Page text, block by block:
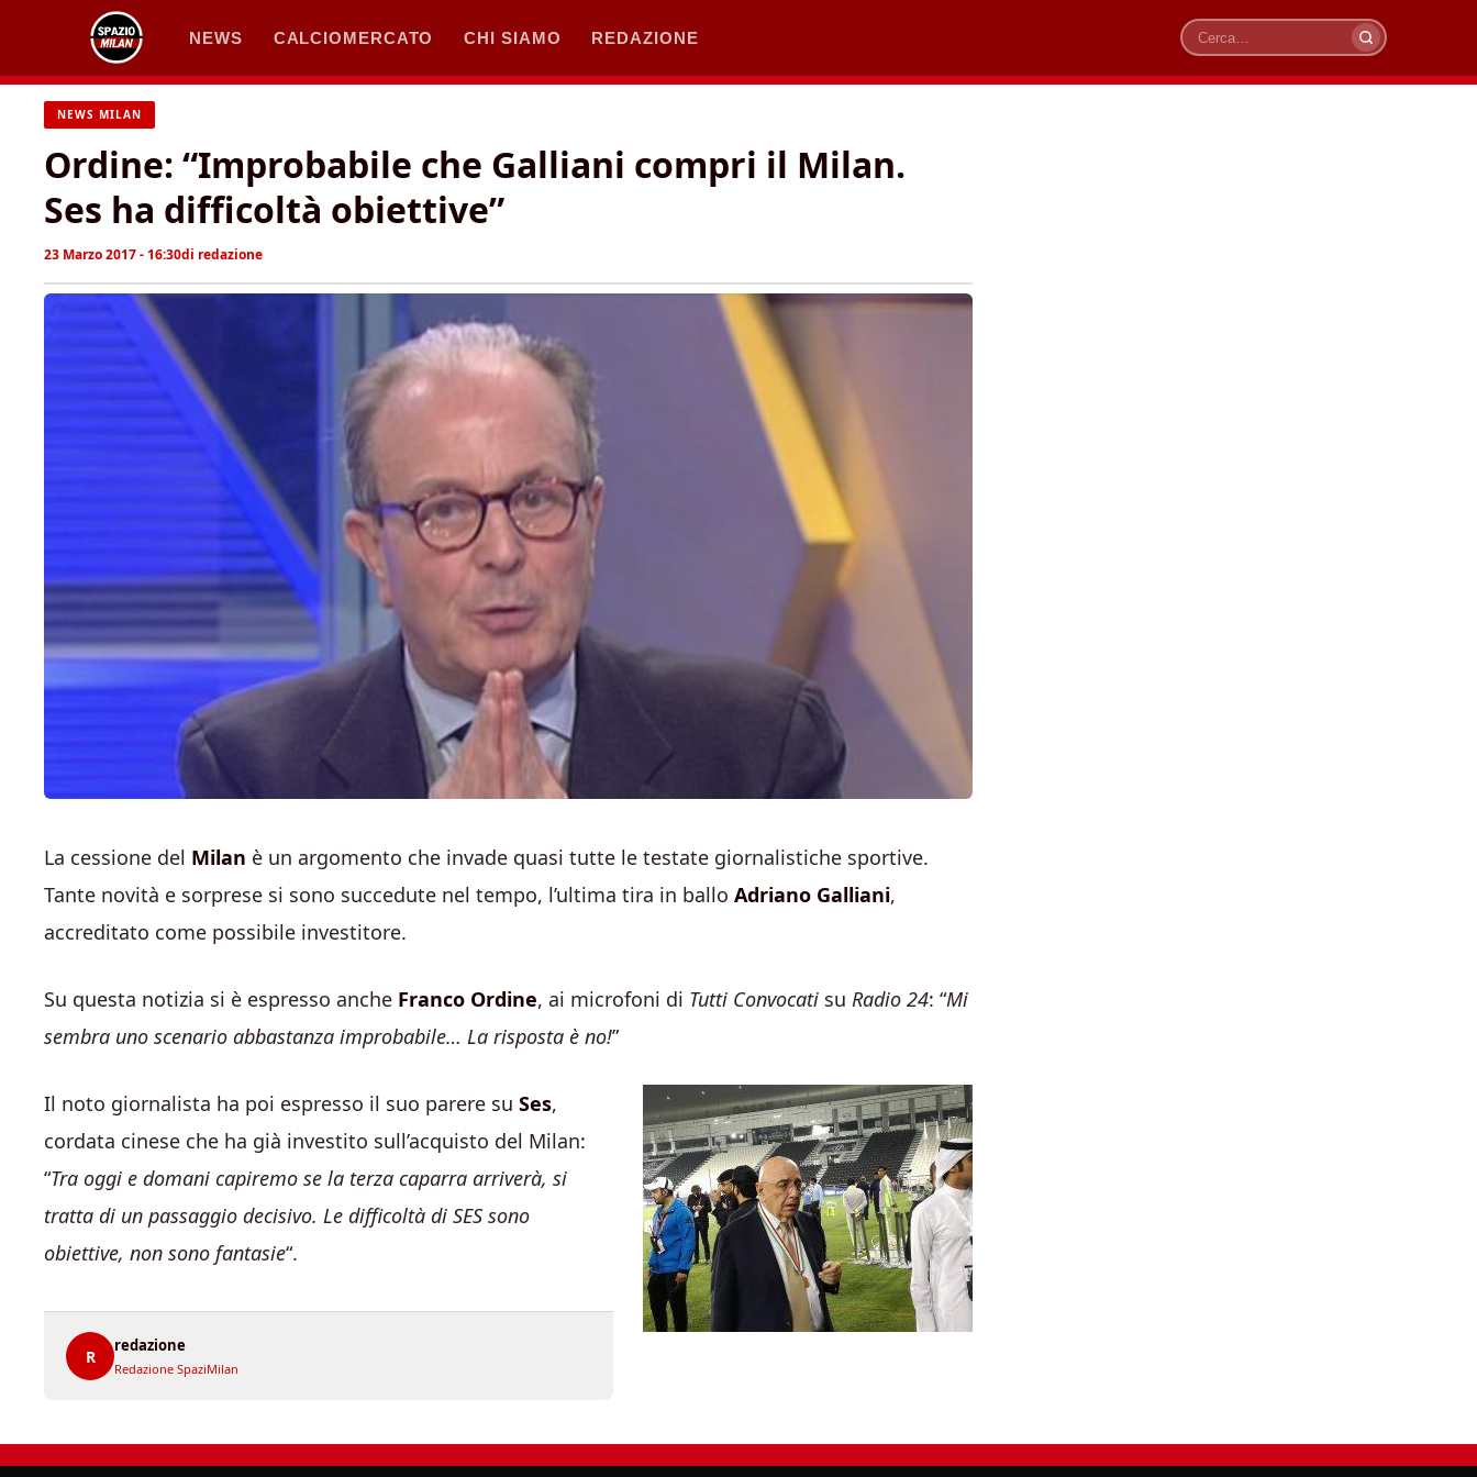
contenuto
NEWS CALCIOMERCATO CHI SIAMO REDAZIONE
Cerca
NEWS MILAN
Ordine: “Improbabile che Galliani compri il Milan.
Ses ha difficoltà obiettive”
23 Marzo 2017 - 16:30di redazione
La cessione del Milan è un argomento che invade quasi tutte le testate giornalistiche sportive.
Tante novità e sorprese si sono succedute nel tempo, l’ultima tira in ballo Adriano Galliani,
accreditato come possibile investitore.
Su questa notizia si è espresso anche Franco Ordine, ai microfoni di Tutti Convocati su Radio 24: “Mi
sembra uno scenario abbastanza improbabile… La risposta è no!”
Il noto giornalista ha poi espresso il suo parere su Ses,
cordata cinese che ha già investito sull’acquisto del Milan:
“Tra oggi e domani capiremo se la terza caparra arriverà, si
tratta di un passaggio decisivo. Le difficoltà di SES sono
obiettive, non sono fantasie“.
R
redazione
Redazione SpaziMilan